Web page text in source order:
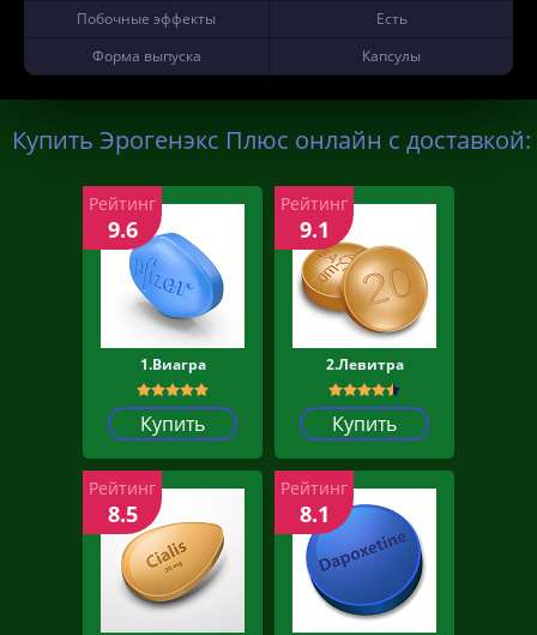
Побочные эффекты
Есть
Форма выпуска
Капсулы
Купить Эрогенэкс Плюс онлайн с доставкой:
1.Виагра
Купить
Рейтинг
9.6
2.Левитра
Купить
Рейтинг
9.1
Рейтинг
8.5
Рейтинг
8.1